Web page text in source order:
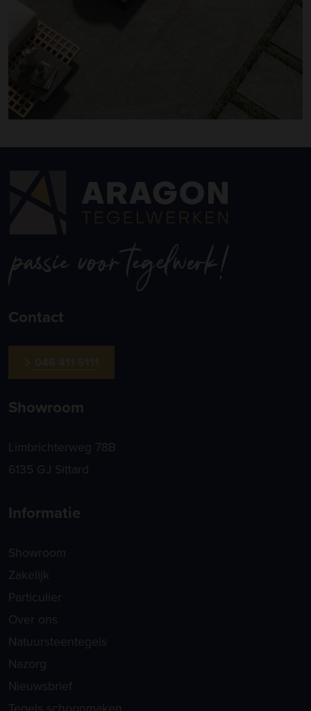
Contact
Showroom
Limbrichterweg 78B
6135 GJ Sittard
Informatie
Showroom
Zakelijk
Particulier
Over ons
Natuursteentegels
Nazorg
Nieuwsbrief